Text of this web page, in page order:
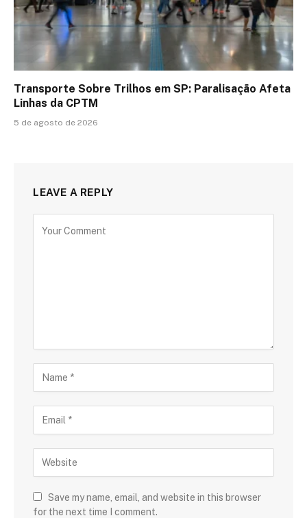
Transporte Sobre Trilhos em SP: Paralisação Afeta
Linhas da CPTM
5 de agosto de 2026
LEAVE A REPLY
Save my name, email, and website in this browser
for the next time I comment.